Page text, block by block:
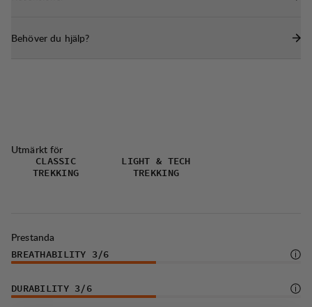
Behöver du hjälp?
Utmärkt för
CLASSIC
TREKKING
LIGHT & TECH
TREKKING
Prestanda
BREATHABILITY 3/6
DURABILITY 3/6